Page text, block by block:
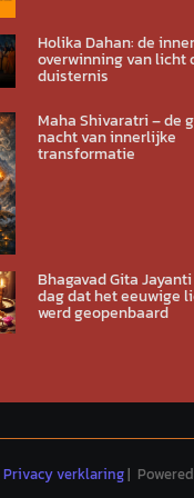
Holika Dahan: de
overwinning van licht
duisternis
Maha Shivaratri – de
nacht van innerlijke
transformatie
Bhagavad Gita Jayanti
dag dat het eeuwige
werd geopenbaard
Privacy verklaring|